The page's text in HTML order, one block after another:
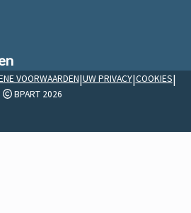
VOORWAARDEN|UW PRIVACY|COOKIES|
BPART 2026